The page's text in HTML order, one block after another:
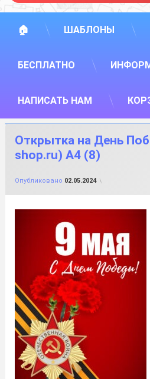
🏠 ШАБЛОНЫ
БЕСПЛАТНО
НАПИСАТЬ НАМ
Открытка на День
shop.ru) А4 (8)
Опубликовано 02.05.2024